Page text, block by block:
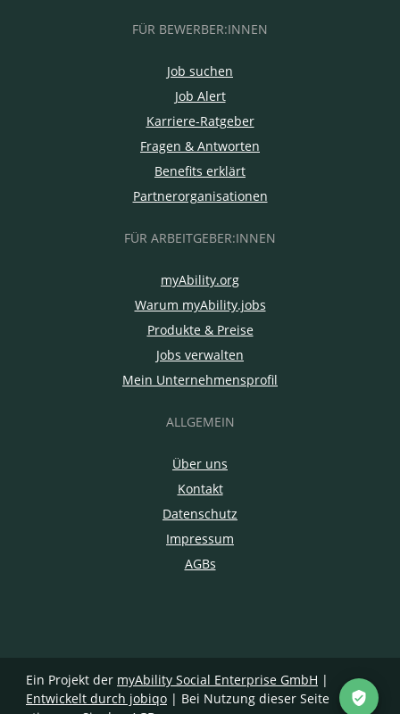
FÜR BEWERBER:INNEN
Job suchen
Job Alert
Karriere-Ratgeber
Fragen & Antworten
Benefits erklärt
Partnerorganisationen
FÜR ARBEITGEBER:INNEN
myAbility.org
Warum myAbility.jobs
Produkte & Preise
Jobs verwalten
Mein Unternehmensprofil
ALLGEMEIN
Über uns
Kontakt
Datenschutz
Impressum
AGBs
Ein Projekt der myAbility Social Enterprise GmbH |
Entwickelt durch jobiqo | Bei Nutzung dieser Seite